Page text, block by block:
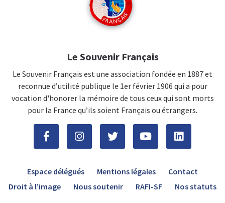
Le Souvenir Français
Le Souvenir Français est une association fondée en 1887 et
reconnue d’utilité publique le 1er février 1906 qui a pour
vocation d'honorer la mémoire de tous ceux qui sont morts
pour la France qu’ils soient Français ou étrangers.
Espace délégués Mentions légales
Contact
Droit à l’image
Nous soutenir RAFI-SF Nos statuts